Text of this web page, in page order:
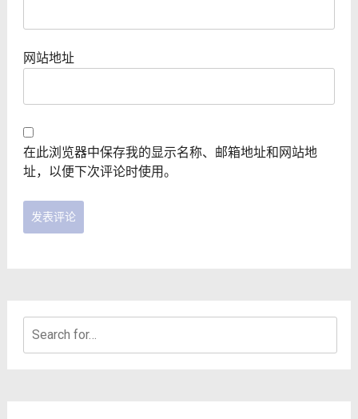
网站地址
在此浏览器中保存我的显示名称、邮箱地址和网站地
址，以便下次评论时使用。
for: